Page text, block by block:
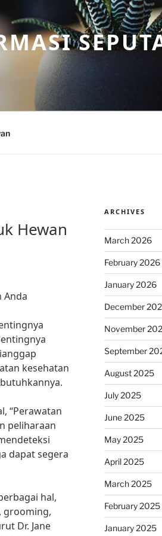
Hewan
Anda
kesehatan
“Perawatan
peliharaan
dapat segera
hal,
grooming,
Dr. Jane
ARCHIVES
March 2026
February 2026
January 2026
December
November
September
August 2025
July 2025
June 2025
May 2025
April 2025
March 2025
February 2025
January 2025